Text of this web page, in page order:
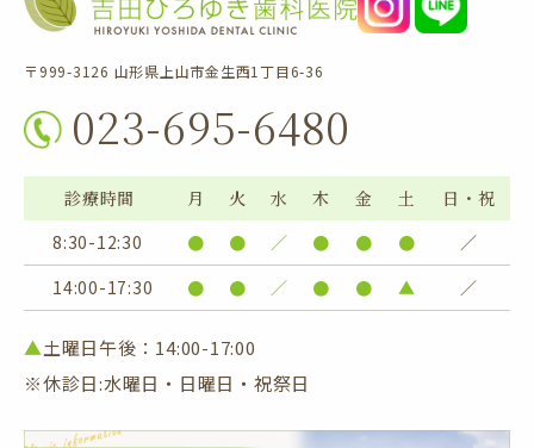
〒999-3126 山形県上山市金生西1丁目6-36
023-695-6480
診療時間 月 火 水 木 金 土
日・祝
8:30-12:30
● ● ／ ● ● ●
／
14:00-17:30
● ● ／ ● ● ▲ ／
▲土曜日午後：14:00-17:00
※休診日:水曜日・日曜日・祝祭日